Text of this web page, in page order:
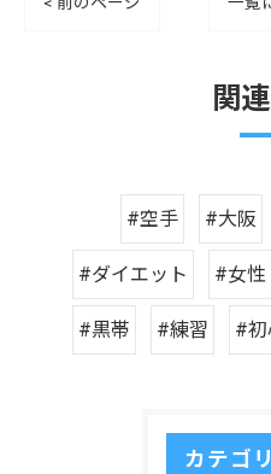
関
#空手 #大阪
#ダイエット #女性
#黒帯 #練習 #初
カテゴ